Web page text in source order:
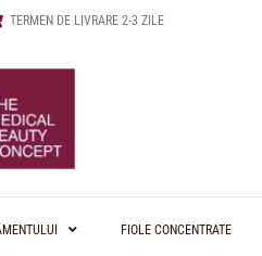
TERMEN DE LIVRARE 2-3 ZILE
FIOLE CONCENTRATE